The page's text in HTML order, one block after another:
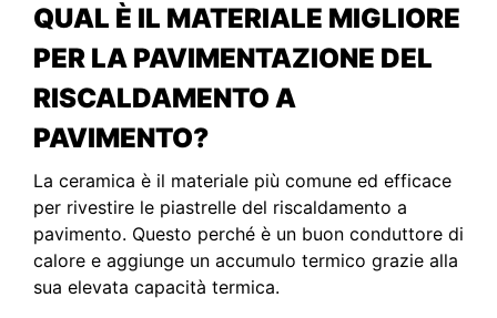
QUAL È IL MATERIALE MIGLIORE
PER LA PAVIMENTAZIONE DEL
RISCALDAMENTO A
PAVIMENTO?
La ceramica è il materiale più comune ed efficace
per rivestire le piastrelle del riscaldamento a
pavimento. Questo perché è un buon conduttore di
calore e aggiunge un accumulo termico grazie alla
sua elevata capacità termica.